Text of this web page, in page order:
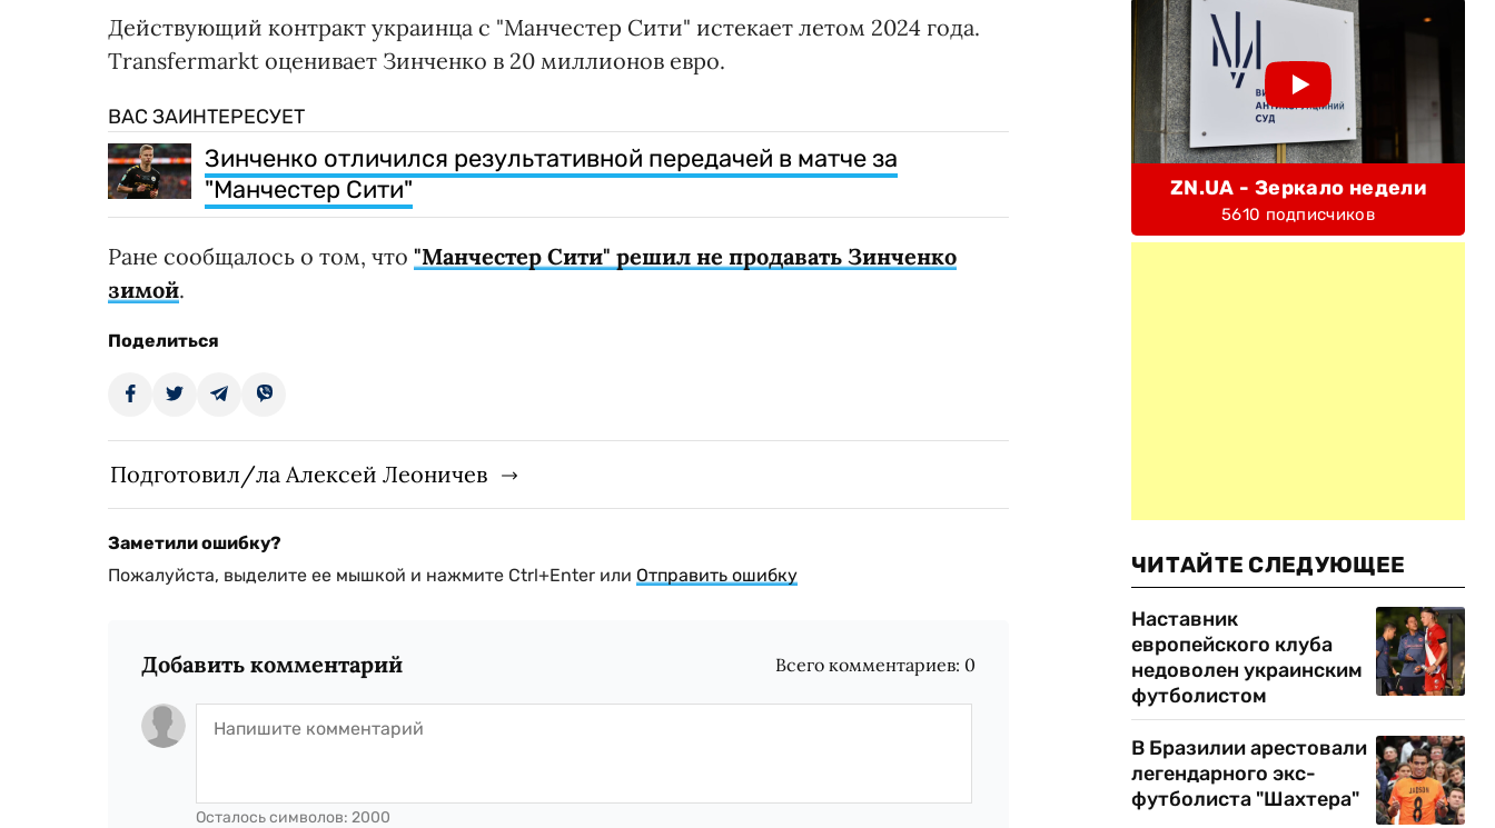
Действующий контракт украинца с "Манчестер Сити" истекает летом 2024 года.
Transfermarkt оценивает Зинченко в 20 миллионов евро.
ВАС ЗАИНТЕРЕСУЕТ
Зинченко отличился результативной передачей в матче за
"Манчестер Сити"
Ране сообщалось о том, что "Манчестер Сити" решил не продавать Зинченко
зимой.
Поделиться
Подготовил/ла Алексей Леоничев
Заметили ошибку?
Пожалуйста, выделите ее мышкой и нажмите Ctrl+Enter или Отправить ошибку
Добавить комментарий Всего комментариев: 0
Осталось символов: 2000
ZN.UA - Зеркало недели
5610 подписчиков
ЧИТАЙТЕ СЛЕДУЮЩЕЕ
Наставник
европейского клуба
недоволен украинским
футболистом
В Бразилии арестовали
легендарного экс-
футболиста "Шахтера"